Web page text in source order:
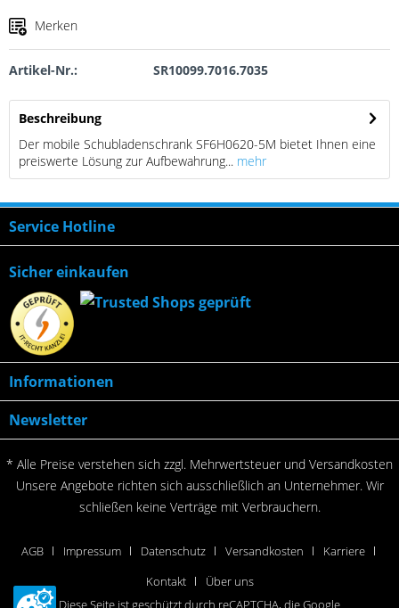
Merken
Artikel-Nr.: SR10099.7016.7035
Beschreibung
Der mobile Schubladenschrank SF6H0620-5M bietet Ihnen eine
preiswerte Lösung zur Aufbewahrung... mehr
Service Hotline
Sicher einkaufen
Informationen
Newsletter
* Alle Preise verstehen sich zzgl. Mehrwertsteuer und Versandkosten
Unsere Angebote richten sich ausschließlich an Unternehmer. Wir
schließen keine Verträge mit Verbrauchern.
AGB Impressum Datenschutz Versandkosten
Karriere
Kontakt
Über uns
Diese Seite ist geschützt durch reCAPTCHA, die Google